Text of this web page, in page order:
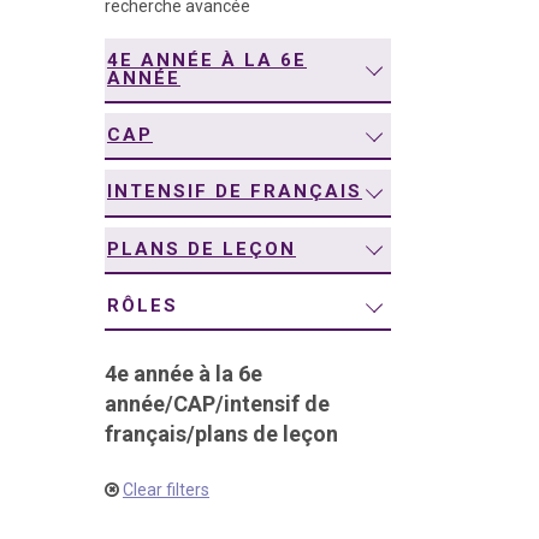
recherche avancée
4E ANNÉE À LA 6E
ANNÉE
CAP
INTENSIF DE FRANÇAIS
PLANS DE LEÇON
RÔLES
4e année à la 6e
année/CAP/intensif de
français/plans de leçon
Clear filters